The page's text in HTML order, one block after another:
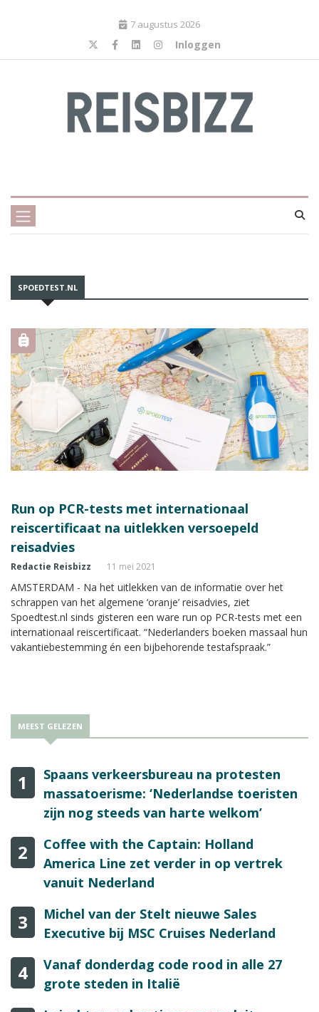
7 augustus 2026
Inloggen
SPOEDTEST.NL
Run op PCR-tests met internationaal
reiscertificaat na uitlekken versoepeld
reisadvies
Redactie Reisbizz 11 mei 2021
AMSTERDAM - Na het uitlekken van de informatie over het
schrappen van het algemene ‘oranje’ reisadvies, ziet
Spoedtest.nl sinds gisteren een ware run op PCR-tests met een
internationaal reiscertificaat. “Nederlanders boeken massaal hun
vakantiebestemming én een bijbehorende testafspraak.”
MEEST GELEZEN
1
Spaans verkeersbureau na protesten
massatoerisme: ‘Nederlandse toeristen
zijn nog steeds van harte welkom’
2
Coffee with the Captain: Holland
America Line zet verder in op vertrek
vanuit Nederland
3
Michel van der Stelt nieuwe Sales
Executive bij MSC Cruises Nederland
4
Vanaf donderdag code rood in alle 27
grote steden in Italië